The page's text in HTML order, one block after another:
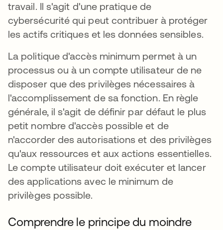
travail. Il s'agit d'une pratique de
cybersécurité qui peut contribuer à protéger
les actifs critiques et les données sensibles.
La politique d'accès minimum permet à un
processus ou à un compte utilisateur de ne
disposer que des privilèges nécessaires à
l'accomplissement de sa fonction. En règle
générale, il s'agit de définir par défaut le plus
petit nombre d'accès possible et de
n'accorder des autorisations et des privilèges
qu'aux ressources et aux actions essentielles.
Le compte utilisateur doit exécuter et lancer
des applications avec le minimum de
privilèges possible.
Comprendre le principe du moindre